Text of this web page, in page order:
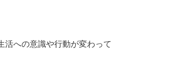
活への意識や行動が変わって